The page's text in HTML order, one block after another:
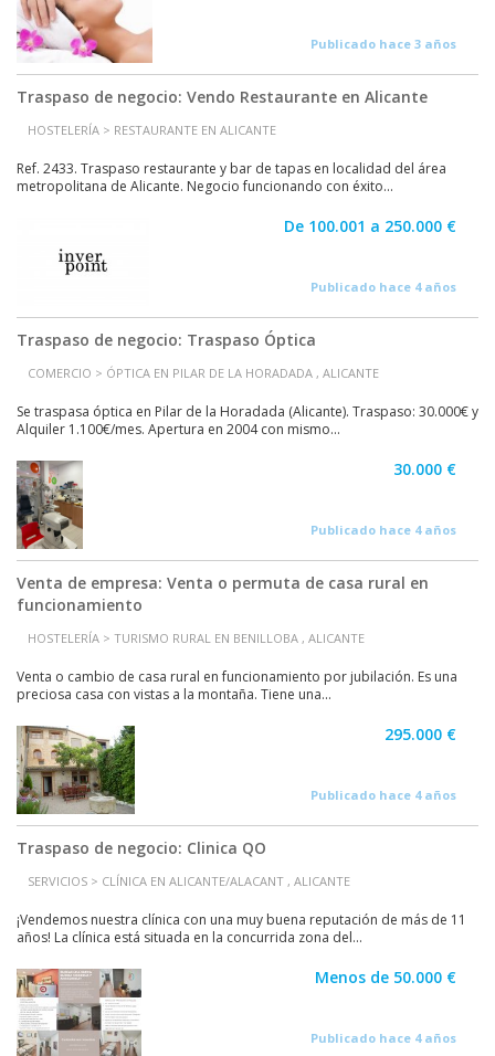
Publicado hace 3 años
Traspaso de negocio: Vendo Restaurante en Alicante
HOSTELERÍA > RESTAURANTE EN ALICANTE
Ref. 2433. Traspaso restaurante y bar de tapas en localidad del área
metropolitana de Alicante. Negocio funcionando con éxito...
De 100.001 a 250.000 €
Publicado hace 4 años
Traspaso de negocio: Traspaso Óptica
COMERCIO > ÓPTICA EN PILAR DE LA HORADADA , ALICANTE
Se traspasa óptica en Pilar de la Horadada (Alicante). Traspaso: 30.000€ y
Alquiler 1.100€/mes. Apertura en 2004 con mismo...
30.000 €
Publicado hace 4 años
Venta de empresa: Venta o permuta de casa rural en
funcionamiento
HOSTELERÍA > TURISMO RURAL EN BENILLOBA , ALICANTE
Venta o cambio de casa rural en funcionamiento por jubilación. Es una
preciosa casa con vistas a la montaña. Tiene una...
295.000 €
Publicado hace 4 años
Traspaso de negocio: Clinica QO
SERVICIOS > CLÍNICA EN ALICANTE/ALACANT , ALICANTE
¡Vendemos nuestra clínica con una muy buena reputación de más de 11
años! La clínica está situada en la concurrida zona del...
Menos de 50.000 €
Publicado hace 4 años